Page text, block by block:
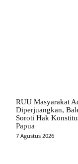
RUU Masyarakat
Diperjuangkan,
Soroti Hak
Papua
7 Agustus 2026